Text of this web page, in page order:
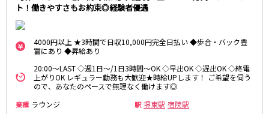
ト！働きやすさもお約束◎経験者優遇
4000円以上 ★3時間で日収10,000円完全日払い ◆歩合・バック豊
富にあり ◆昇給あり
20:00～LAST ◇週1日～/1日3時間～OK ◇早出OK ◇遅出OK ◇終電
上がりOK レギュラー勤務も大歓迎★時給UPします！ ご希望を伺う
ので、あなたのペースで無理なく働けます◎
業種 ラウンジ 駅 堺東駅 宿院駅
姫路駅
JR大阪環状線
京橋駅
天満駅
弁天町駅
森ノ宮駅
福島駅